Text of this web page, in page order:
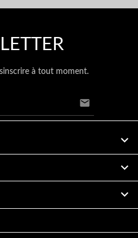
à tout moment.



